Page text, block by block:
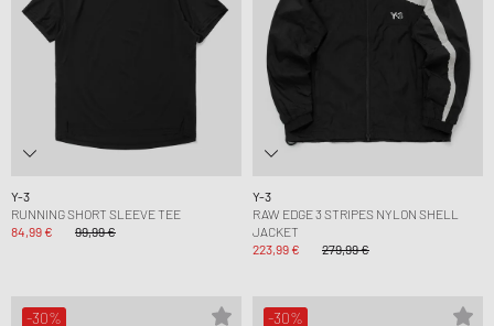
Y-3
RUNNING SHORT SLEEVE TEE
84,99 €
99,99 €
Y-3
RAW EDGE 3 STRIPES NYLON SHELL
JACKET
223,99 €
279,99 €
-30% -30%